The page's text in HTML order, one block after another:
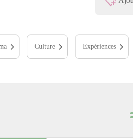
Culture Expériences